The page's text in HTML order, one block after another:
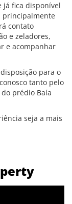
já fica disponível
principalmente
contato
e zeladores,
e acompanhar
para o
tanto pelo
prédio Baía
seja a mais